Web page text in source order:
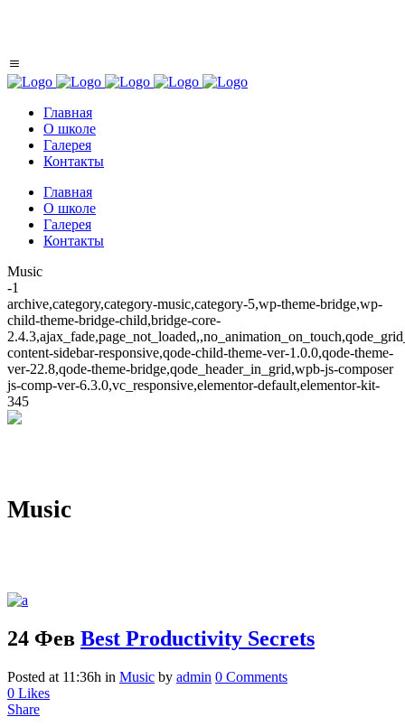
Главная
О школе
Галерея
Контакты
Главная
О школе
Галерея
Контакты
Music
-1
archive,category,category-music,category-5,wp-theme-bridge,wp-
child-theme-bridge-child,bridge-core-
content-sidebar-responsive,qode-child-theme-ver-1.0.0,qode-theme-
ver-22.8,qode-theme-bridge,qode_header_in_grid,wpb-js-composer
js-comp-ver-6.3.0,vc_responsive,elementor-default,elementor-kit-
345
Music
24 Фев Best Productivity Secrets
Posted at 11:36h in Music by admin 0 Comments
0 Likes
Share